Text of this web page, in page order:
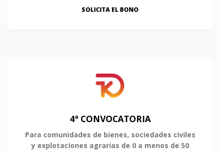
SOLICITA EL BONO
4ª CONVOCATORIA
Para comunidades de bienes, sociedades civiles
y explotaciones agrarias de 0 a menos de 50